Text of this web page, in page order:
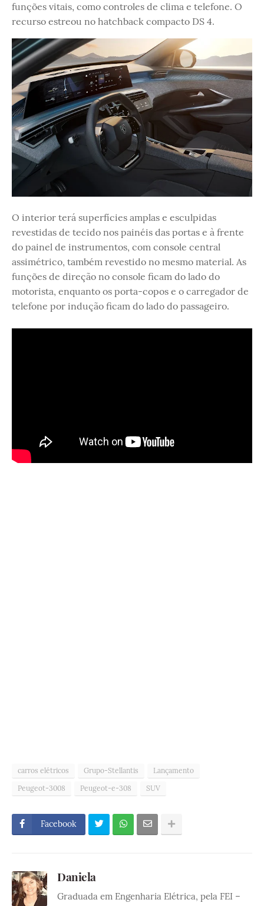
funções vitais, como controles de clima e telefone. O
recurso estreou no hatchback compacto DS 4.
O interior terá superfícies amplas e esculpidas
revestidas de tecido nos painéis das portas e à frente
do painel de instrumentos, com console central
assimétrico, também revestido no mesmo material. As
funções de direção no console ficam do lado do
motorista, enquanto os porta-copos e o carregador de
telefone por indução ficam do lado do passageiro.
carros elétricos Grupo-Stellantis
Lançamento
Peugeot-3008
Peugeot-e-308 SUV
Facebook
Daniela
Graduada em Engenharia Elétrica, pela FEI –